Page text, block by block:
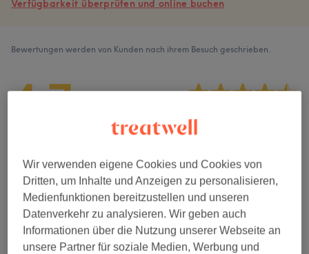
Verfügbarkeit überprüfen und online buchen
Bewertungen werden von Kunden nach ihrem Besuch geschrieben.
4,7
Sauberkeit
Service
Wir verwenden eigene Cookies und Cookies von
Dritten, um Inhalte und Anzeigen zu personalisieren,
Medienfunktionen bereitzustellen und unseren
Datenverkehr zu analysieren. Wir geben auch
Informationen über die Nutzung unserer Webseite an
unsere Partner für soziale Medien, Werbung und